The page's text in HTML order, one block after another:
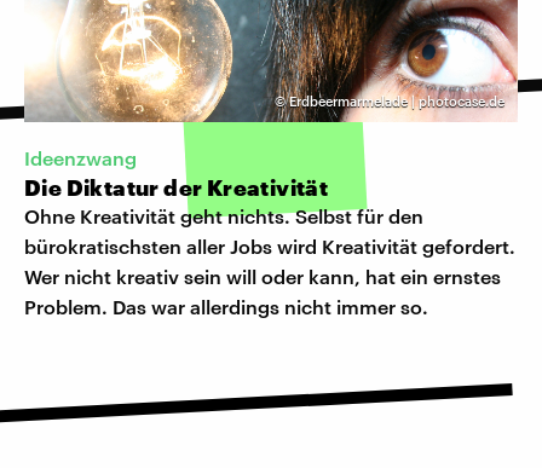
©Erdbeermarmelade | photocase.de
Ideenzwang
Die Diktatur der Kreativität
Ohne Kreativität geht nichts. Selbst für den
bürokratischsten aller Jobs wird Kreativität gefordert.
Wer nicht kreativ sein will oder kann, hat ein ernstes
Problem. Das war allerdings nicht immer so.